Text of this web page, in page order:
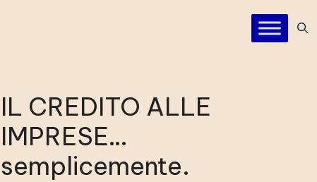
IL CREDITO ALLE
IMPRESE…
semplicemente.